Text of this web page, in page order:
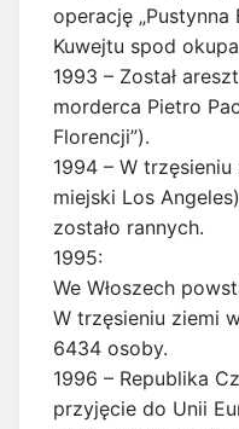
operację
Kuwejtu spod
1993 – Został
morderca Pietro
Florencji”).
1994 – W
miejski Los
zostało rannych.
1995:
We Włoszech
W trzęsieniu ziemi
6434 osoby.
1996 – Republika
przyjęcie do Unii